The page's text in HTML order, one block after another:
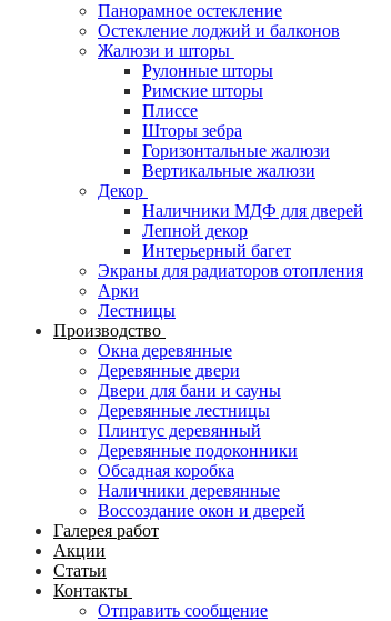
Панорамное остекление
Остекление лоджий и балконов
Жалюзи и шторы
Рулонные шторы
Римские шторы
Плиссе
Шторы зебра
Горизонтальные жалюзи
Вертикальные жалюзи
Декор
Наличники МДФ для дверей
Лепной декор
Интерьерный багет
Экраны для радиаторов отопления
Арки
Лестницы
Производство
Окна деревянные
Деревянные двери
Двери для бани и сауны
Деревянные лестницы
Плинтус деревянный
Деревянные подоконники
Обсадная коробка
Наличники деревянные
Воссоздание окон и дверей
Галерея работ
Акции
Статьи
Контакты
Отправить сообщение